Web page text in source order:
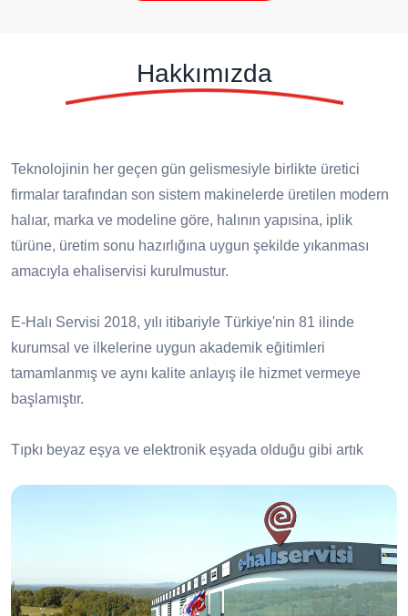
Hakkımızda
Teknolojinin her geçen gün gelismesiyle birlikte üretici
firmalar tarafından son sistem makinelerde üretilen modern
halıar, marka ve modeline göre, halının yapısina, iplik
türüne, üretim sonu hazırlığına uygun şekilde yıkanması
amacıyla ehaliservisi kurulmustur.
E-Halı Servisi 2018, yılı itibariyle Türkiye'nin 81 ilinde
kurumsal ve ilkelerine uygun akademik eğitimleri
tamamlanmış ve aynı kalite anlayış ile hizmet vermeye
başlamıştır.
Tıpkı beyaz eşya ve elektronik eşyada olduğu gibi artık
olduğumuz tüm markaların yıkama, bakım, onarım ve saçak
tamir işlemlerini, usta eller ve modern tesislerde titizlikle
Vizyonumuz